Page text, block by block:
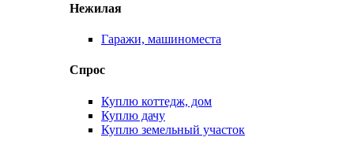
Нежилая
Гаражи, машиноместа
Спрос
Куплю коттедж, дом
Куплю дачу
Куплю земельный участок